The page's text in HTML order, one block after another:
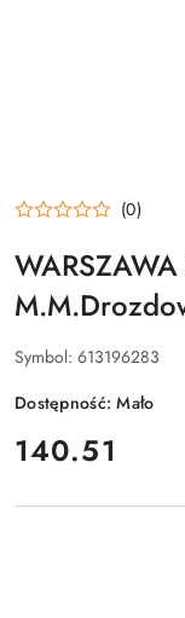
(0)
Symbol: 613196283
Dostępność:Mało
cena:
140.51